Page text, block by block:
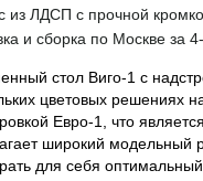
из ЛДСП с прочной
и сборка по Москве за
стол Виго-1 с
цветовых решениях
Евро-1, что
широкий модельный
для себя